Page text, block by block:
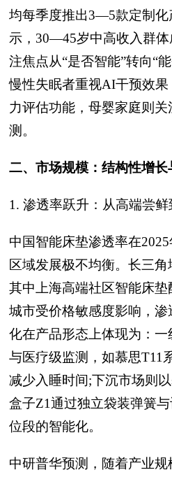
均每季度推出3—5款定制化
示，30—45岁中高收入群
注焦点从“是否智能”转向“
慢性失眠者重视AI干预效
力评估功能，母婴家庭则
测。
二、市场规模：结构性增
1. 渗透率跃升：从高端尝
中国智能床垫渗透率在
区域发展极不均衡。长三角
其中上海高端社区智能床
城市受价格敏感度影响，
化在产品形态上体现为：
与医疗级监测，如慕思T11
减少入睡时间;下沉市场则
盒子Z1通过独立袋装弹簧
位段的智能化。
中研普华预测，随着产业规